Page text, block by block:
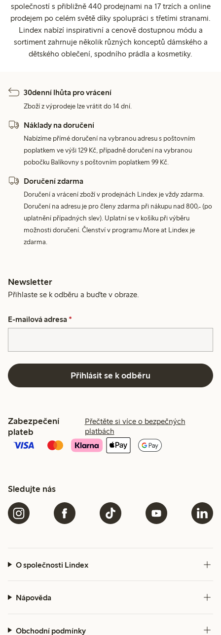
společností s přibližně 440 prodejnami na 17 trzích a online
prodejem po celém světě díky spolupráci s třetími stranami.
Lindex nabízí inspirativní a cenově dostupnou módu a
sortiment zahrnuje několik různých konceptů dámského a
dětského oblečení, spodního prádla a kosmetiky.
30denní lhůta pro vrácení
Zboží z výprodeje lze vrátit do 14 dní.
Náklady na doručení
Nabízíme přímé doručení na vybranou adresu s poštovním
poplatkem ve výši 129 Kč, případně doručení na vybranou
pobočku Balíkovny s poštovním poplatkem 99 Kč.
Doručení zdarma
Doručení a vrácení zboží v prodejnách Lindex je vždy zdarma.
Doručení na adresu je pro členy zdarma při nákupu nad 800,- (po
uplatnění případných slev). Uplatní se v košíku při výběru
možnosti doručení. Členství v programu More at Lindex je
zdarma.
Newsletter
Přihlaste se k odběru a buďte v obraze.
E-mailová adresa *
Přihlásit se k odběru
Zabezpečení
plateb
Přečtěte si více o bezpečných
platbách
Sledujte nás
O společnosti Lindex
Nápověda
Obchodní podmínky